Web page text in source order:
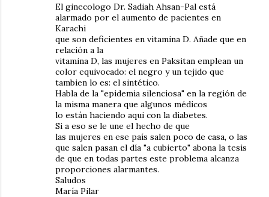
El ginecologo Dr. Sadiah Ahsan-Pal está
alarmado por el aumento de pacientes en
Karachi
que son deficientes en vitamina D. Añade que en
relación a la
vitamina D, las mujeres en Paksitan emplean un
color equivocado: el negro y un tejido que
tambien lo es: el sintético.
Habla de la "epidemia silenciosa" en la región de
la misma manera que algunos médicos
lo están haciendo aqui con la diabetes.
Si a eso se le une el hecho de que
las mujeres en ese país salen poco de casa, o las
que salen pasan el día "a cubierto" abona la tesis
de que en todas partes este problema alcanza
proporciones alarmantes.
Saludos
María Pilar